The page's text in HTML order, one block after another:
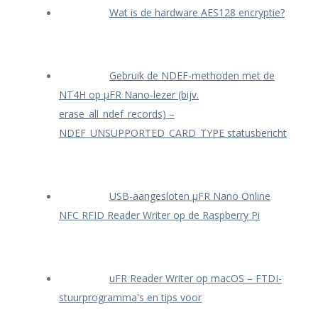
Wat is de hardware AES128 encryptie?
Gebruik de NDEF-methoden met de
NT4H op μFR Nano-lezer (bijv.
erase_all_ndef_records) –
NDEF_UNSUPPORTED_CARD_TYPE statusbericht
USB-aangesloten μFR Nano Online
NFC RFID Reader Writer op de Raspberry Pi
uFR Reader Writer op macOS – FTDI-
stuurprogramma's en tips voor